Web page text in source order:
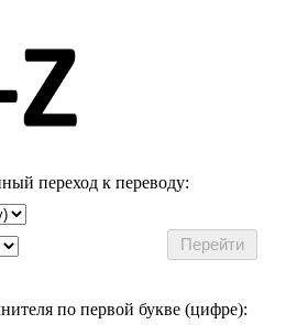
переход к переводу:
по первой букве (цифре):